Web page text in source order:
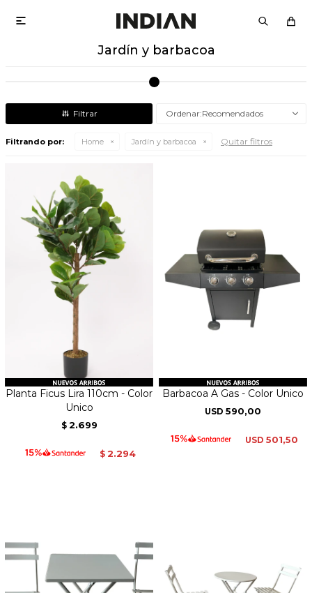

Jardín y barbacoa
Recomendados
Filtrando por: Home Jardín y barbacoa Quitar filtros
Planta Ficus Lira 110cm - Color
Unico
$ 2.699
$ 2.294
Barbacoa A Gas - Color Unico
USD 590,00
USD 501,50